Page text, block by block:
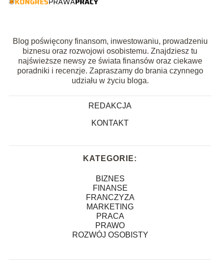
Blog poświęcony finansom, inwestowaniu, prowadzeniu
biznesu oraz rozwojowi osobistemu. Znajdziesz tu
najświeższe newsy ze świata finansów oraz ciekawe
poradniki i recenzje. Zapraszamy do brania czynnego
udziału w życiu bloga.
REDAKCJA
KONTAKT
KATEGORIE:
BIZNES
FINANSE
FRANCZYZA
MARKETING
PRACA
PRAWO
ROZWÓJ OSOBISTY